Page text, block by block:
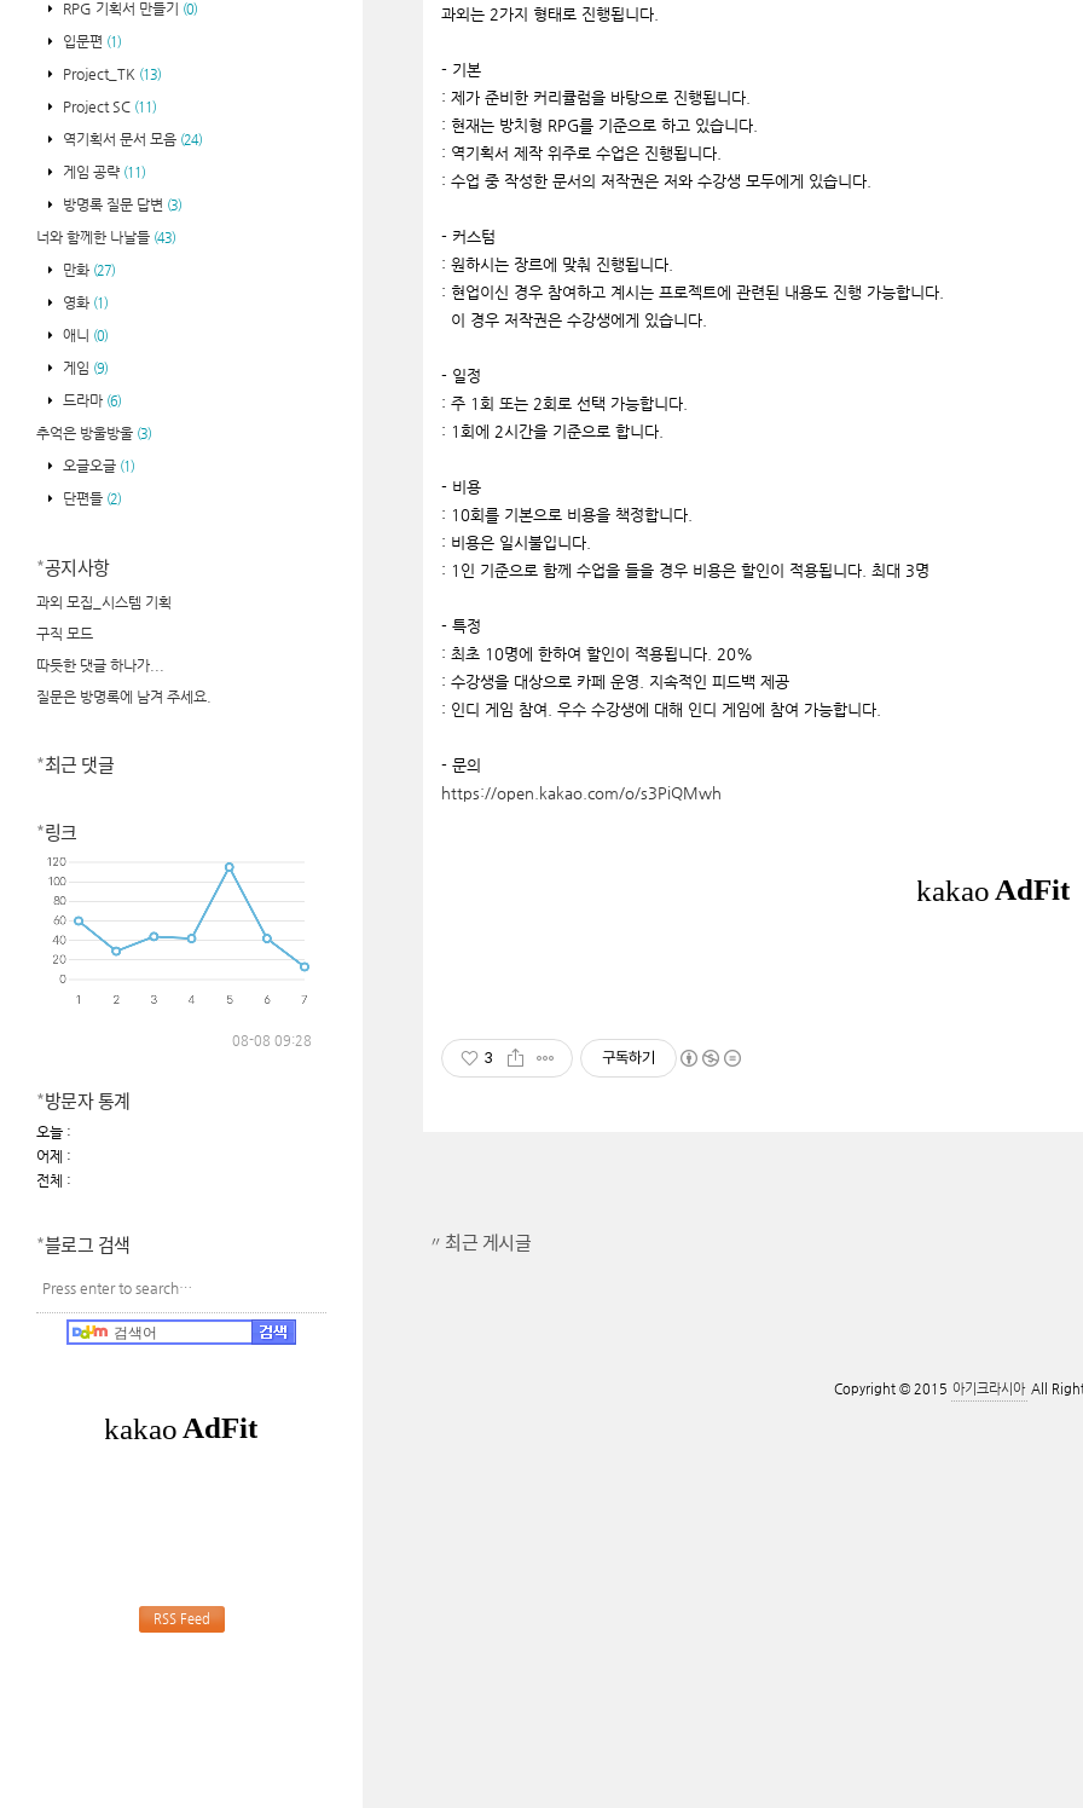
RPG 기획서 만들기 (0)
입문편 (1)
Project_TK (13)
Project SC (11)
역기획서 문서 모음 (24)
게임 공략 (11)
방명록 질문 답변 (3)
너와 함께한 나날들 (43)
만화 (27)
영화 (1)
애니 (0)
게임 (9)
드라마 (6)
추억은 방울방울 (3)
오글오글 (1)
단편들 (2)
공지사항
과외 모집_시스템 기획
구직 모드
따듯한 댓글 하나가...
질문은 방명록에 남겨 주세요.
최근 댓글
링크
08-08 09:28
방문자 통계
오늘 :
어제 :
전체 :
블로그 검색
RSS Feed
과외는 2가지 형태로 진행됩니다.
- 기본
: 제가 준비한 커리큘럼을 바탕으로 진행됩니다.
: 현재는 방치형 RPG를 기준으로 하고 있습니다.
: 역기획서 제작 위주로 수업은 진행됩니다.
: 수업 중 작성한 문서의 저작권은 저와 수강생 모두에게 있습니다.
- 커스텀
: 원하시는 장르에 맞춰 진행됩니다.
: 현업이신 경우 참여하고 계시는 프로젝트에 관련된 내용도 진행 가능합니다.
이 경우 저작권은 수강생에게 있습니다.
- 일정
: 주 1회 또는 2회로 선택 가능합니다.
: 1회에 2시간을 기준으로 합니다.
- 비용
: 10회를 기본으로 비용을 책정합니다.
: 비용은 일시불입니다.
: 1인 기준으로 함께 수업을 들을 경우 비용은 할인이 적용됩니다. 최대 3명
- 특정
: 최초 10명에 한하여 할인이 적용됩니다. 20%
: 수강생을 대상으로 카페 운영. 지속적인 피드백 제공
: 인디 게임 참여. 우수 수강생에 대해 인디 게임에 참여 가능합니다.
- 문의
https://open.kakao.com/o/s3PiQMwh
3 구독하기
최근 게시글
Copyright © 2015 아기크라시아 All